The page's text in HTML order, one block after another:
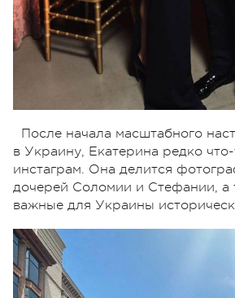
После начала масштабного
в Украину, Екатерина редко
инстаграм. Она делится
дочерей Соломии и Стефании, а
важные для Украины